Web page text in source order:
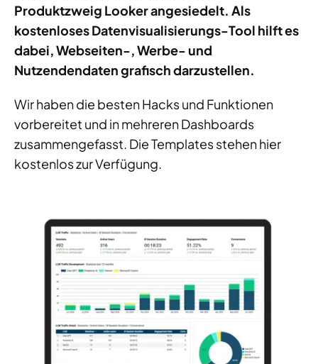
Produktzweig Looker angesiedelt. Als
kostenloses Datenvisualisierungs-Tool hilft es
dabei, Webseiten-, Werbe- und
Nutzendendaten grafisch darzustellen.
Wir haben die besten Hacks und Funktionen
vorbereitet und in mehreren Dashboards
zusammengefasst. Die Templates stehen hier
kostenlos zur Verfügung.